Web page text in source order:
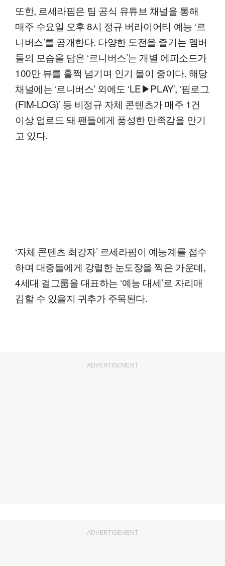
또한, 르세라핌은 팀 공식 유튜브 채널을 통해
매주 수요일 오후 8시 정규 버라이어티 예능 ‘르
니버스’를 공개한다. 다양한 도전을 즐기는 멤버
들의 모습을 담은 ‘르니버스’는 개별 에피소드가
100만 뷰를 훌쩍 넘기며 인기 몰이 중이다. 해당
채널에는 ‘르니버스’ 외에도 ‘LE▶PLAY’, ‘핌로그
(FIM-LOG)’ 등 비정규 자체 콘텐츠가 매주 1건
이상 업로드 돼 팬들에게 풍성한 만족감을 안기
고 있다.
‘자체 콘텐츠 최강자’ 르세라핌이 예능계를 접수
하며 대중들에게 강렬한 눈도장을 찍은 가운데,
4세대 걸그룹을 대표하는 ‘예능 대세’로 자리매
김할 수 있을지 귀추가 주목된다.
ADVERTISEMENT
ADVERTISEMENT